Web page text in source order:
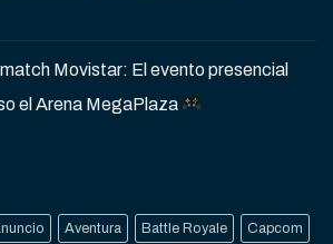
Movistar: El evento presencial
el Arena MegaPlaza
Aventura Battle Royale Capcom